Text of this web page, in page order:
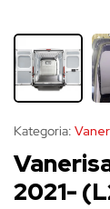
Kategoria:
2021-